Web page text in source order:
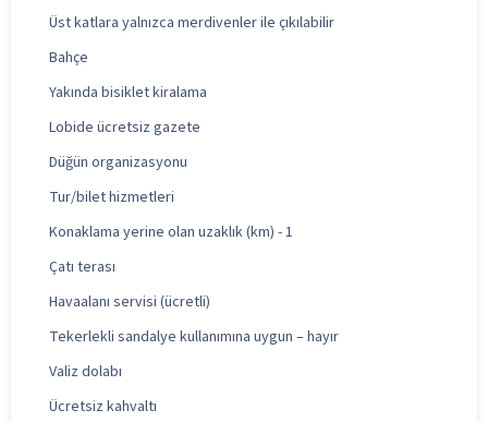
Üst katlara yalnızca merdivenler ile çıkılabilir
Bahçe
Yakında bisiklet kiralama
Lobide ücretsiz gazete
Düğün organizasyonu
Tur/bilet hizmetleri
Konaklama yerine olan uzaklık (km) - 1
Çatı terası
Havaalanı servisi (ücretli)
Tekerlekli sandalye kullanımına uygun – hayır
Valiz dolabı
Ücretsiz kahvaltı